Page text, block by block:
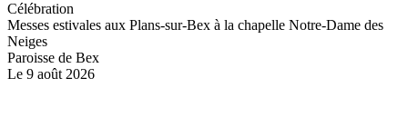
Célébration
Messes estivales aux Plans-sur-Bex à la chapelle Notre-Dame des
Neiges
Paroisse de Bex
Le 9 août 2026